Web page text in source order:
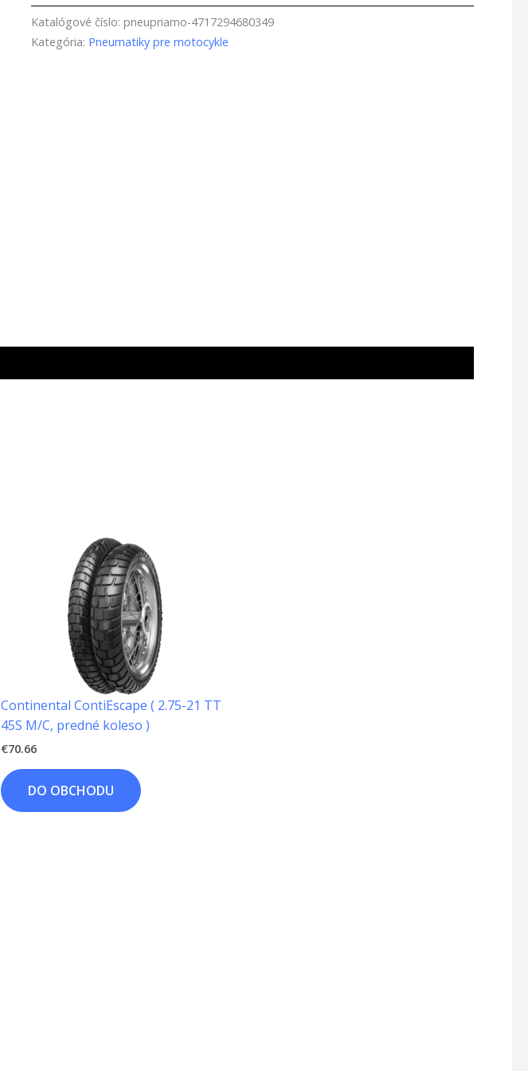
Katalógové číslo:pneupriamo-4717294680349
Kategória: Pneumatiky pre motocykle
Continental ContiEscape ( 2.75-21 TT
45S M/C, predné koleso )
€70.66
DO OBCHODU